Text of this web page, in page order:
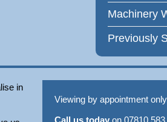
Machinery
Previously
in
Viewing by appointment
Call us today on 07810